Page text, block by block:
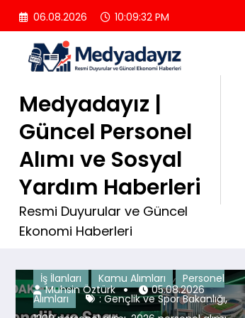
İçeriğe
atla
06.08.2026 10:09:34 PM
Medyadayız |
Güncel Personel
Alımı ve Sosyal
Yardım Haberleri
Resmi Duyurular ve Güncel
Ekonomi Haberleri
İş İlanları Kamu Alımları
Personel
Alımları
: Gençlik ve Spor Bakanlığı,
Muhsin Öztürk 05.08.2026